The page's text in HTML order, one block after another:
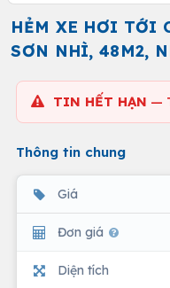
HẺM XE HƠI TỚI
SƠN NHÌ, 48M2,
TIN HẾT HẠN —
Thông tin chung
Giá
Đơn giá
Diện tích